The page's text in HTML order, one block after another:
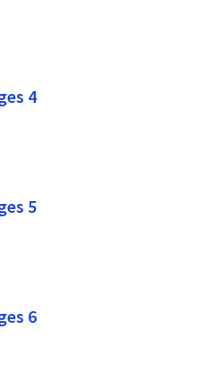
4
5
6